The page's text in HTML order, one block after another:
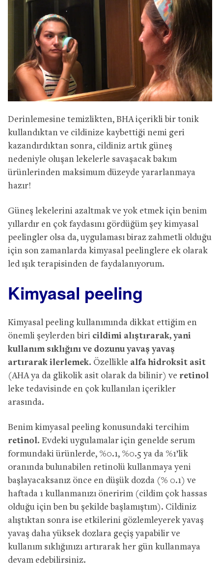
Derinlemesine temizlikten, BHA içerikli bir tonik
kullandıktan ve cildinize kaybettiği nemi geri
kazandırdıktan sonra, cildiniz artık güneş
nedeniyle oluşan lekelerle savaşacak bakım
ürünlerinden maksimum düzeyde yararlanmaya
hazır!
Güneş lekelerini azaltmak ve yok etmek için benim
yıllardır en çok faydasını gördüğüm şey kimyasal
peelingler olsa da, uygulaması biraz zahmetli olduğu
için son zamanlarda kimyasal peelinglere ek olarak
led ışık terapisinden de faydalanıyorum.
Kimyasal peeling
Kimyasal peeling kullanımında dikkat ettiğim en
önemli şeylerden biri cildimi alıştırarak, yani
kullanım sıklığını ve dozunu yavaş yavaş
artırarak ilerlemek. Özellikle alfa hidroksit asit
(AHA ya da glikolik asit olarak da bilinir) ve retinol
leke tedavisinde en çok kullanılan içerikler
arasında.
Benim kimyasal peeling konusundaki tercihim
retinol. Evdeki uygulamalar için genelde serum
formundaki ürünlerde, %0.1, %0.5 ya da %1’lik
oranında bulunabilen retinolü kullanmaya yeni
başlayacaksanız önce en düşük dozda (% 0.1) ve
haftada 1 kullanmanızı öneririm (cildim çok hassas
olduğu için ben bu şekilde başlamıştım). Cildiniz
alıştıktan sonra ise etkilerini gözlemleyerek yavaş
yavaş daha yüksek dozlara geçiş yapabilir ve
kullanım sıklığınızı artırarak her gün kullanmaya
devam edebilirsiniz.